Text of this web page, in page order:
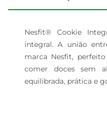
Nesfit® Cookie
integral. A união
marca Nesfit,
comer doces sem
equilibrada, prática e